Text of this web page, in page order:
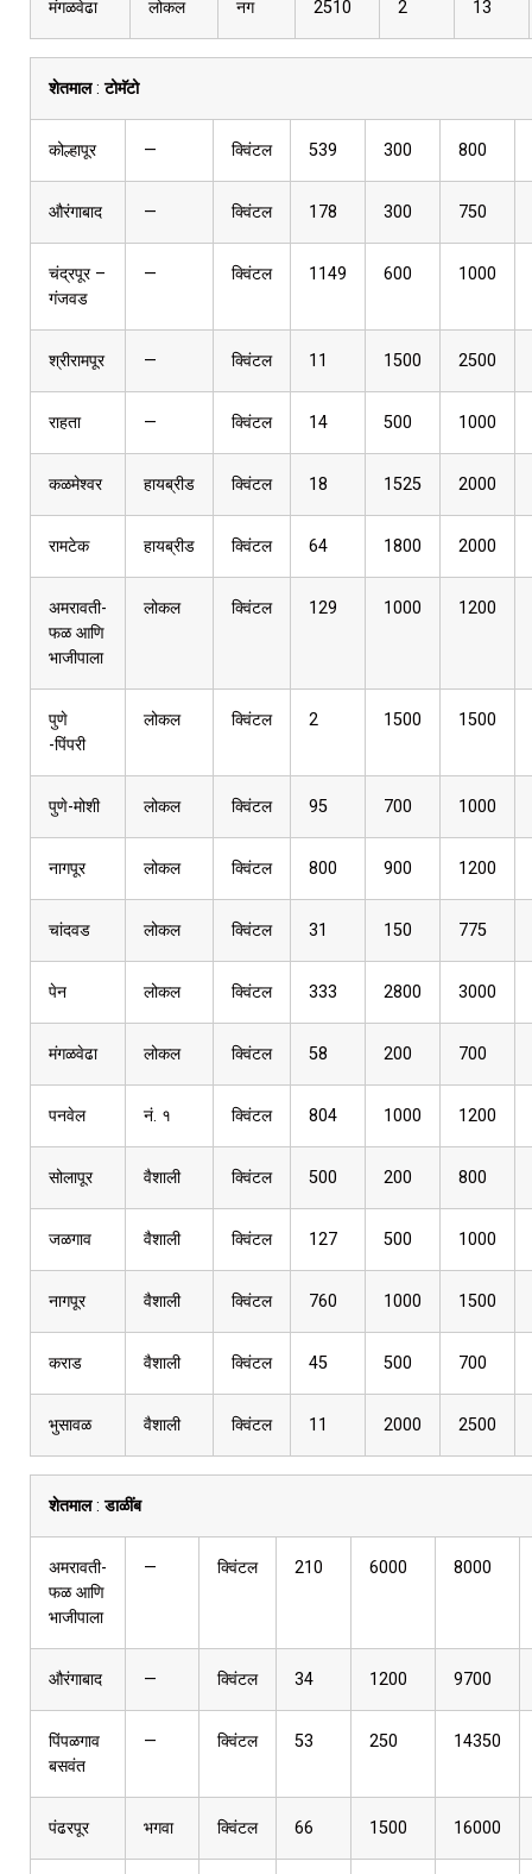
मंगळवेढा लोकल नग 2510 2 13
शेतमाल:टोमॅटो
कोल्हापूर — क्विंटल 539 300 800
औरंगाबाद — क्विंटल 178 300 750
चंद्रपूर –
गंजवड
— क्विंटल 1149 600 1000
श्रीरामपूर — क्विंटल 11 1500 2500
राहता — क्विंटल 14 500 1000
कळमेश्वर हायब्रीड क्विंटल 18 1525 2000
रामटेक हायब्रीड क्विंटल 64 1800 2000
अमरावती-
फळ आणि
भाजीपाला
लोकल क्विंटल 129 1000 1200
पुणे
-पिंपरी
लोकल क्विंटल 2 1500 1500
पुणे-मोशी लोकल क्विंटल 95 700 1000
नागपूर लोकल क्विंटल 800 900 1200
चांदवड लोकल क्विंटल 31 150 775
पेन लोकल क्विंटल 333 2800 3000
मंगळवेढा लोकल क्विंटल 58 200 700
पनवेल नं. १ क्विंटल 804 1000 1200
सोलापूर वैशाली क्विंटल 500 200 800
जळगाव वैशाली क्विंटल 127 500 1000
नागपूर वैशाली क्विंटल 760 1000 1500
कराड वैशाली क्विंटल 45 500 700
भुसावळ वैशाली क्विंटल 11 2000 2500
शेतमाल:डाळींब
अमरावती-
फळ आणि
भाजीपाला
— क्विंटल 210 6000 8000
औरंगाबाद — क्विंटल 34 1200 9700
पिंपळगाव
बसवंत
— क्विंटल 53 250 14350
पंढरपूर भगवा क्विंटल 66 1500 16000